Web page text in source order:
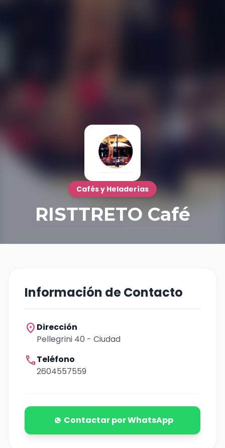
Cafés y Heladerías
RISTTRETO Café
Información de Contacto
location_on Dirección
Pellegrini 40 - Ciudad
callTeléfono
2604557559
Contactar por WhatsApp